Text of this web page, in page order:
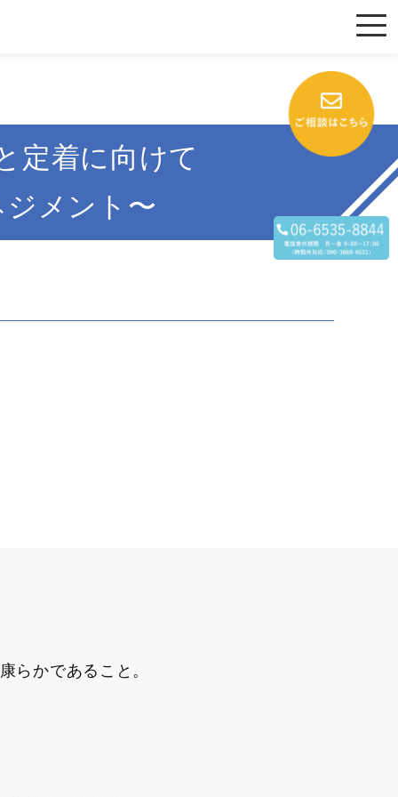
定着に向けて
メント〜
らかであること。